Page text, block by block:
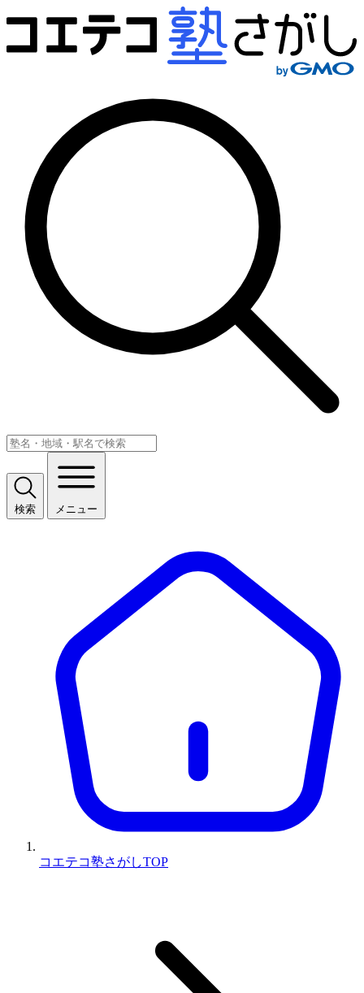
検索 メニュー
コエテコ塾さがしTOP